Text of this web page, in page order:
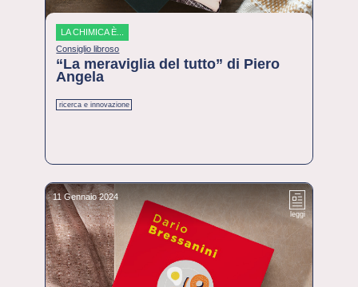
LA CHIMICA È...
Consiglio libroso
“La meraviglia del tutto” di Piero
Angela
ricerca e innovazione
11 Gennaio 2024
leggi